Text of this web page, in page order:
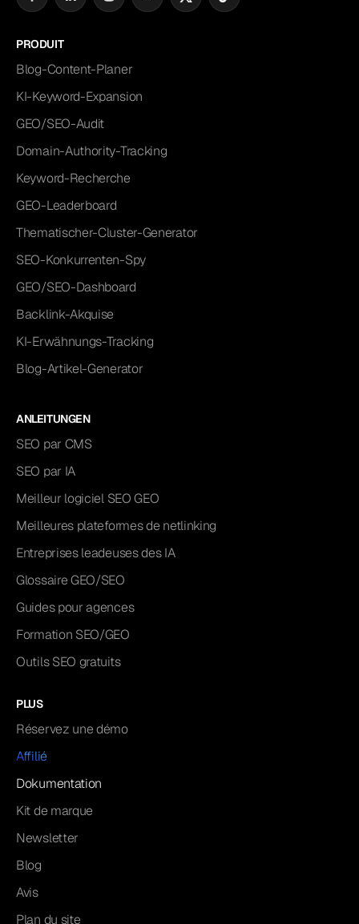
PRODUIT
Blog-Content-Planer
KI-Keyword-Expansion
GEO/SEO-Audit
Domain-Authority-Tracking
Keyword-Recherche
GEO-Leaderboard
Thematischer-Cluster-Generator
SEO-Konkurrenten-Spy
GEO/SEO-Dashboard
Backlink-Akquise
KI-Erwähnungs-Tracking
Blog-Artikel-Generator
ANLEITUNGEN
SEO par CMS
SEO par IA
Meilleur logiciel SEO GEO
Meilleures plateformes de netlinking
Entreprises leadeuses des IA
Glossaire GEO/SEO
Guides pour agences
Formation SEO/GEO
Outils SEO gratuits
PLUS
Réservez une démo
Affilié
Dokumentation
Kit de marque
Newsletter
Blog
Avis
Plan du site